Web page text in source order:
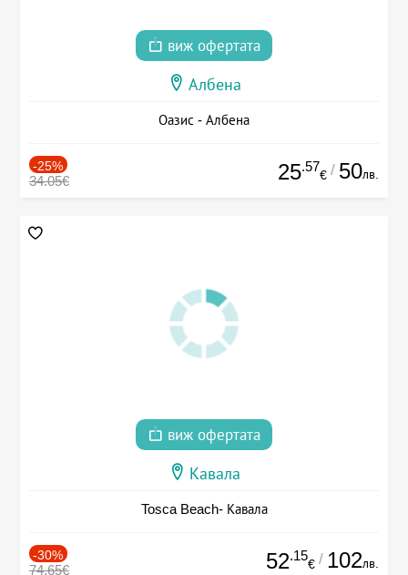
виж офертата
Албена
Оазис - Албена
-25%
34.05€ 25.57
€ / 50лв.
виж офертата
Кавала
Tosca Beach- Кавала
-30%
74.65€ 52.15
€ / 102лв.